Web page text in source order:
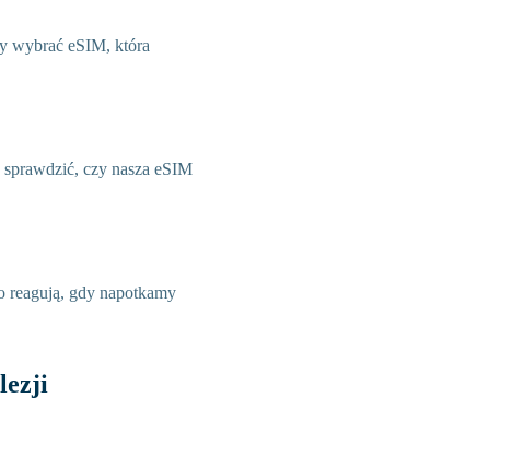
wybrać eSIM, która
czy nasza eSIM
reagują, gdy napotkamy